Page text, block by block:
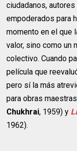
ciudadanos,
empoderados para
momento en el que
valor, sino como un
colectivo. Cuando
película que
pero sí la más
para obras
Chukhrai, 1959) y
1962).